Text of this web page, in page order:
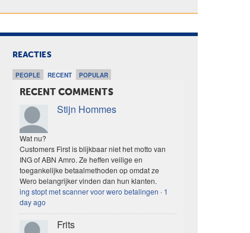
REACTIES
PEOPLE RECENT POPULAR
RECENT COMMENTS
Stijn Hommes
Wat nu?
Customers First is blijkbaar niet het motto van
ING of ABN Amro. Ze heffen veilige en
toegankelijke betaalmethoden op omdat ze
Wero belangrijker vinden dan hun klanten.
ing stopt met scanner voor wero betalingen · 1
day ago
Frits